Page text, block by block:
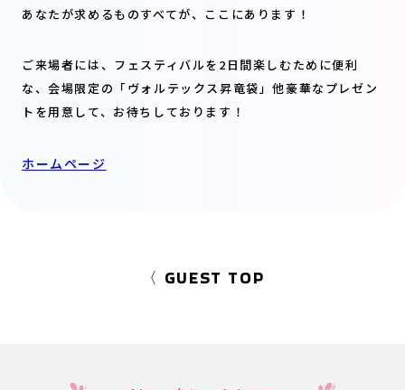
あなたが求めるものすべてが、ここにあります！
ご来場者には、フェスティバルを2日間楽しむために便利
な、会場限定の「ヴォルテックス昇竜袋」他豪華なプレゼン
トを用意して、お待ちしております！
ホームページ
〈 GUEST TOP